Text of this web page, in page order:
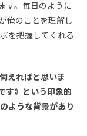
す。毎日のように
俺のことを理解し
を把握してくれる
えればと思いま
す》という印象的
ような背景があり